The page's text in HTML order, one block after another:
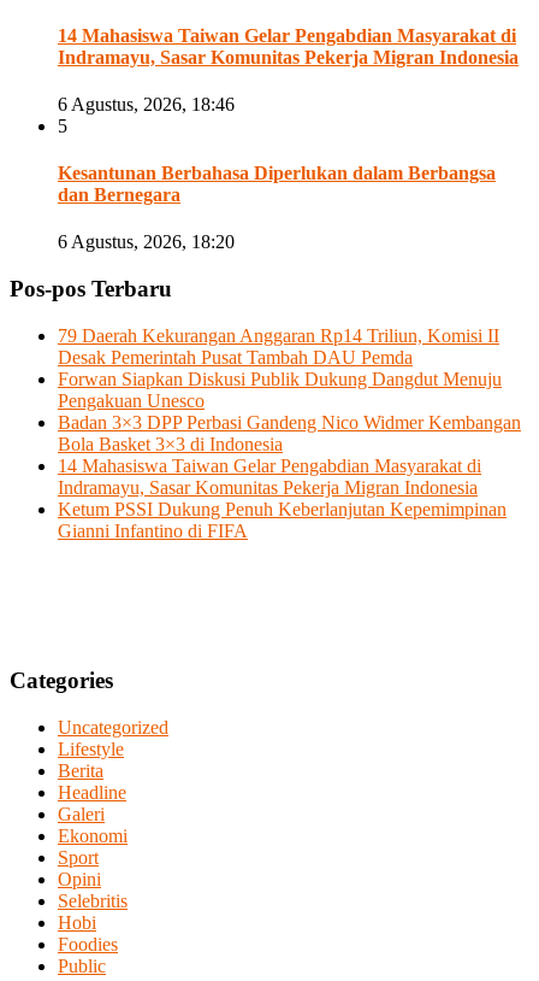
14 Mahasiswa Taiwan Gelar Pengabdian Masyarakat di
Indramayu, Sasar Komunitas Pekerja Migran Indonesia
6 Agustus, 2026, 18:46
5
Kesantunan Berbahasa Diperlukan dalam Berbangsa
dan Bernegara
6 Agustus, 2026, 18:20
Pos-pos Terbaru
79 Daerah Kekurangan Anggaran Rp14 Triliun, Komisi II
Desak Pemerintah Pusat Tambah DAU Pemda
Forwan Siapkan Diskusi Publik Dukung Dangdut Menuju
Pengakuan Unesco
Badan 3×3 DPP Perbasi Gandeng Nico Widmer Kembangan
Bola Basket 3×3 di Indonesia
14 Mahasiswa Taiwan Gelar Pengabdian Masyarakat di
Indramayu, Sasar Komunitas Pekerja Migran Indonesia
Ketum PSSI Dukung Penuh Keberlanjutan Kepemimpinan
Gianni Infantino di FIFA
Categories
Uncategorized
Lifestyle
Berita
Headline
Galeri
Ekonomi
Sport
Opini
Selebritis
Hobi
Foodies
Public